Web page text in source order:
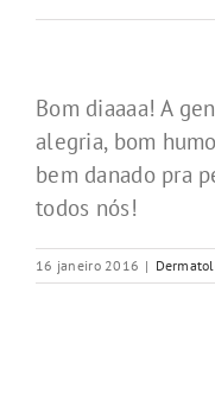
Bom diaaaa! A
alegria, bom
bem danado pra
todos nós!
16 janeiro 2016 |